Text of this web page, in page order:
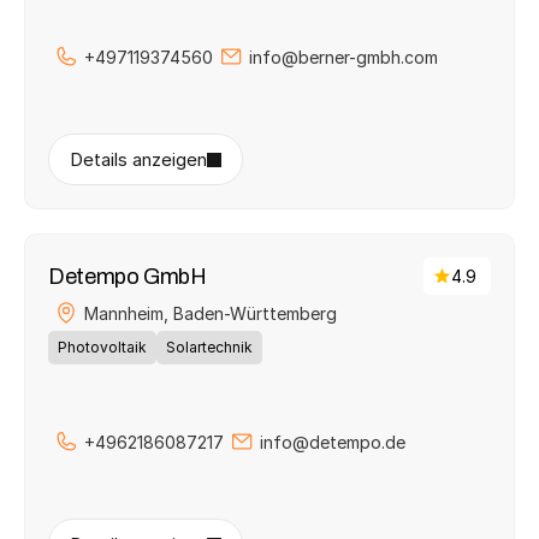
+497119374560 info@berner-gmbh.com
Details anzeigen
Detempo GmbH
4.9
Mannheim, Baden-Württemberg
Photovoltaik Solartechnik
+4962186087217 info@detempo.de